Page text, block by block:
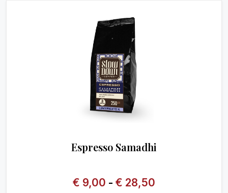
Espresso Samadhi
€ 9,00 - € 28,50